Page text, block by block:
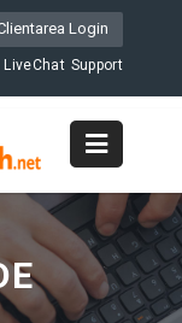
Login
LiveChat Support